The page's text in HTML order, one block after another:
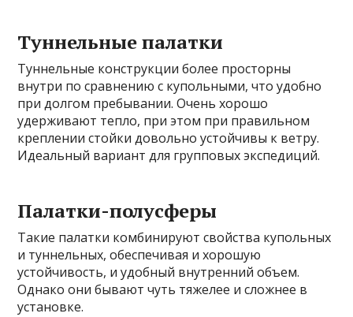
Туннельные палатки
Туннельные конструкции более просторны
внутри по сравнению с купольными, что удобно
при долгом пребывании. Очень хорошо
удерживают тепло, при этом при правильном
креплении стойки довольно устойчивы к ветру.
Идеальный вариант для групповых экспедиций.
Палатки-полусферы
Такие палатки комбинируют свойства купольных
и туннельных, обеспечивая и хорошую
устойчивость, и удобный внутренний объем.
Однако они бывают чуть тяжелее и сложнее в
установке.